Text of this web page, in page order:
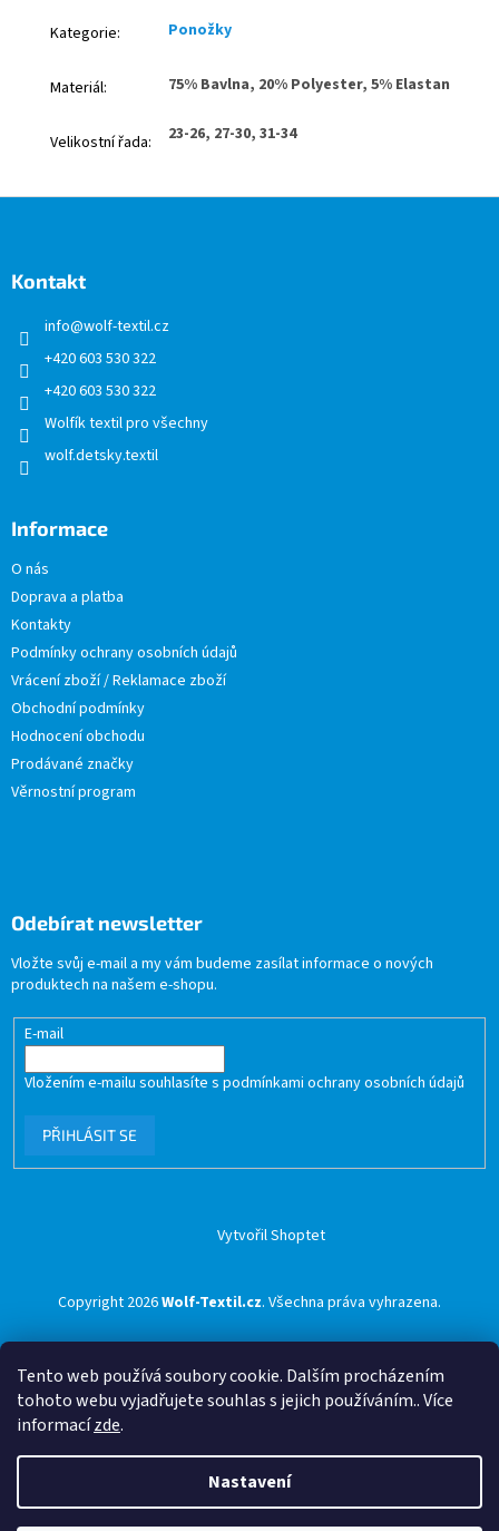
Tento web používá soubory cookie. Dalším procházením
tohoto webu vyjadřujete souhlas s jejich používáním.. Více
informacízde.
Nastavení
Kategorie: Ponožky
Materiál: 75% Bavlna, 20% Polyester, 5% Elastan
Velikostní řada: 23-26, 27-30, 31-34
Kontakt
info@wolf-textil.cz
+420 603 530 322
+420 603 530 322
Wolfík textil pro všechny
wolf.detsky.textil
Informace
O nás
Doprava a platba
Kontakty
Podmínky ochrany osobních údajů
Vrácení zboží / Reklamace zboží
Obchodní podmínky
Hodnocení obchodu
Prodávané značky
Věrnostní program
Odebírat newsletter
Vložte svůj e-mail a my vám budeme zasílat informace o nových
produktech na našem e-shopu.
E-mail
Vložením e-mailu souhlasíte s podmínkami ochrany osobních údajů
PŘIHLÁSIT SE
Vytvořil Shoptet
Copyright 2026Wolf-Textil.cz. Všechna práva vyhrazena.